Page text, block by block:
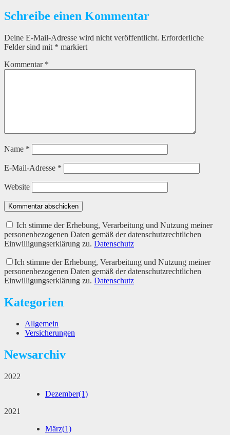
Schreibe einen Kommentar
Deine E-Mail-Adresse wird nicht veröffentlicht. Erforderliche
Felder sind mit * markiert
Kommentar *
Name *
E-Mail-Adresse *
Website
Kommentar abschicken
Ich stimme der Erhebung, Verarbeitung und Nutzung meiner
personenbezogenen Daten gemäß der datenschutzrechtlichen
Einwilligungserklärung zu. Datenschutz
Ich stimme der Erhebung, Verarbeitung und Nutzung meiner
personenbezogenen Daten gemäß der datenschutzrechtlichen
Einwilligungserklärung zu. Datenschutz
Kategorien
Allgemein
Versicherungen
Newsarchiv
2022
Dezember(1)
2021
März(1)